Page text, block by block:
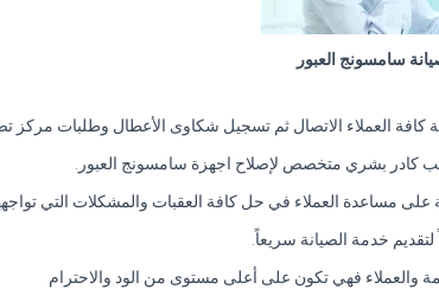
سامسونج العبور
العملاء الاتصال ثم تسجيل شكاوى الأعطال وطلبات مركز
كادر بشري متخصص لإصلاح اجهزة سامسونج العبور.
مساعدة العملاء في حل كافة العقبات والمشكلات التي
خدمة الصيانة سريعاً.
والعملاء فهي تكون على أعلى مستوى من الود والاحترام